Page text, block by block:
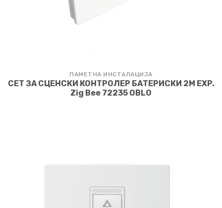
ПАМЕТНА ИНСТАЛАЦИЈА
СЕТ ЗА СЦЕНСКИ КОНТРОЛЕР БАТЕРИСКИ 2M EXP.
Zig Bee 72235 OBLO